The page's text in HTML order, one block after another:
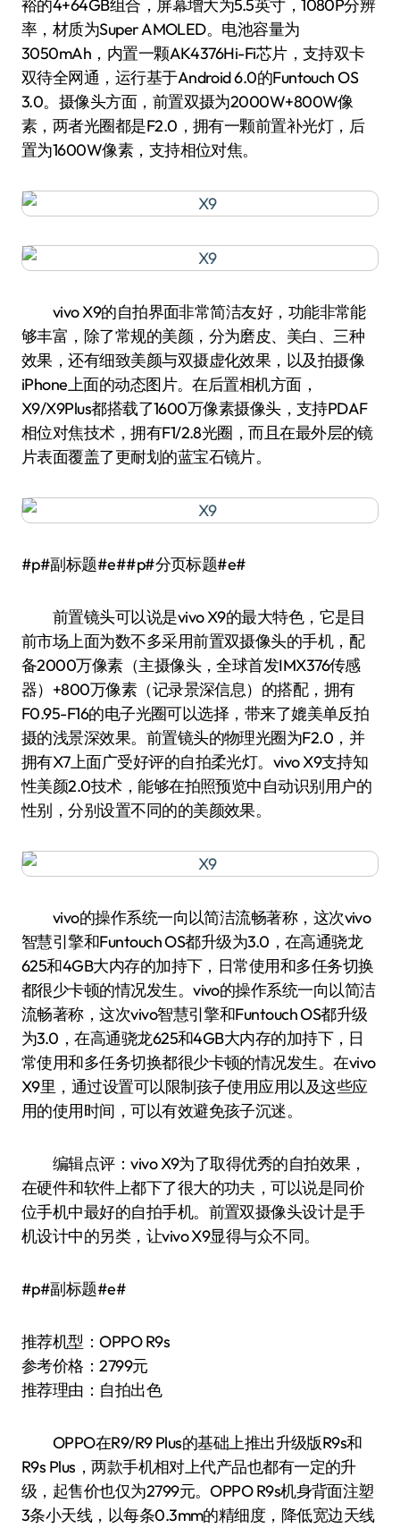
裕的4+64GB组合，屏幕增大为5.5英寸，1080P分辨
率，材质为Super AMOLED。电池容量为
3050mAh，内置一颗AK4376Hi-Fi芯片，支持双卡
双待全网通，运行基于Android 6.0的Funtouch OS
3.0。摄像头方面，前置双摄为2000W+800W像
素，两者光圈都是F2.0，拥有一颗前置补光灯，后
置为1600W像素，支持相位对焦。
vivo X9的自拍界面非常简洁友好，功能非常能
够丰富，除了常规的美颜，分为磨皮、美白、三种
效果，还有细致美颜与双摄虚化效果，以及拍摄像
iPhone上面的动态图片。在后置相机方面，
X9/X9Plus都搭载了1600万像素摄像头，支持PDAF
相位对焦技术，拥有F1/2.8光圈，而且在最外层的镜
片表面覆盖了更耐划的蓝宝石镜片。
#p#副标题#e##p#分页标题#e#
前置镜头可以说是vivo X9的最大特色，它是目
前市场上面为数不多采用前置双摄像头的手机，配
备2000万像素（主摄像头，全球首发IMX376传感
器）+800万像素（记录景深信息）的搭配，拥有
F0.95-F16的电子光圈可以选择，带来了媲美单反拍
摄的浅景深效果。前置镜头的物理光圈为F2.0，并
拥有X7上面广受好评的自拍柔光灯。vivo X9支持知
性美颜2.0技术，能够在拍照预览中自动识别用户的
性别，分别设置不同的的美颜效果。
vivo的操作系统一向以简洁流畅著称，这次vivo
智慧引擎和Funtouch OS都升级为3.0，在高通骁龙
625和4GB大内存的加持下，日常使用和多任务切换
都很少卡顿的情况发生。vivo的操作系统一向以简洁
流畅著称，这次vivo智慧引擎和Funtouch OS都升级
为3.0，在高通骁龙625和4GB大内存的加持下，日
常使用和多任务切换都很少卡顿的情况发生。在vivo
X9里，通过设置可以限制孩子使用应用以及这些应
用的使用时间，可以有效避免孩子沉迷。
编辑点评：vivo X9为了取得优秀的自拍效果，
在硬件和软件上都下了很大的功夫，可以说是同价
位手机中最好的自拍手机。前置双摄像头设计是手
机设计中的另类，让vivo X9显得与众不同。
#p#副标题#e#
推荐机型：OPPO R9s
参考价格：2799元
推荐理由：自拍出色
OPPO在R9/R9 Plus的基础上推出升级版R9s和
R9s Plus，两款手机相对上代产品也都有一定的升
级，起售价也仅为2799元。OPPO R9s机身背面注塑
3条小天线，以每条0.3mm的精细度，降低宽边天线